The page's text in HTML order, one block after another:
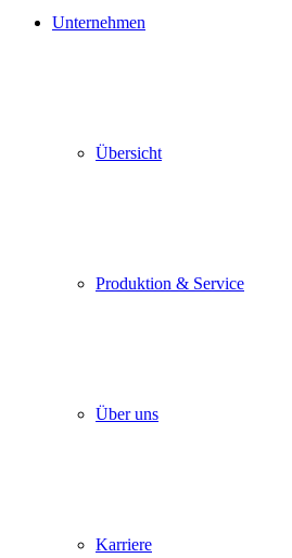
Unternehmen
Übersicht
Produktion & Service
Über uns
Karriere